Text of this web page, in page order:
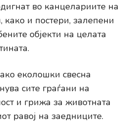
во канцелариите на
како и постери, залепени
објекти на целата
еколошки свесна
сите граѓани на
и грижа за животната
равој на заедниците.